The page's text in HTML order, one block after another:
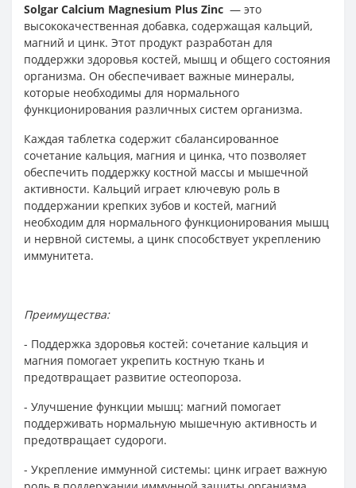
Solgar Calcium Magnesium Plus Zinc — это
высококачественная добавка, содержащая кальций,
магний и цинк. Этот продукт разработан для
поддержки здоровья костей, мышц и общего состояния
организма. Он обеспечивает важные минералы,
которые необходимы для нормального
функционирования различных систем организма.
Каждая таблетка содержит сбалансированное
сочетание кальция, магния и цинка, что позволяет
обеспечить поддержку костной массы и мышечной
активности. Кальций играет ключевую роль в
поддержании крепких зубов и костей, магний
необходим для нормального функционирования мышц
и нервной системы, а цинк способствует укреплению
иммунитета.
Преимущества:
- Поддержка здоровья костей: сочетание кальция и
магния помогает укрепить костную ткань и
предотвращает развитие остеопороза.
- Улучшение функции мышц: магний помогает
поддерживать нормальную мышечную активность и
предотвращает судороги.
- Укрепление иммунной системы: цинк играет важную